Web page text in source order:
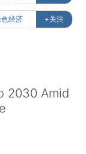
经济 +关注
2030 Amid